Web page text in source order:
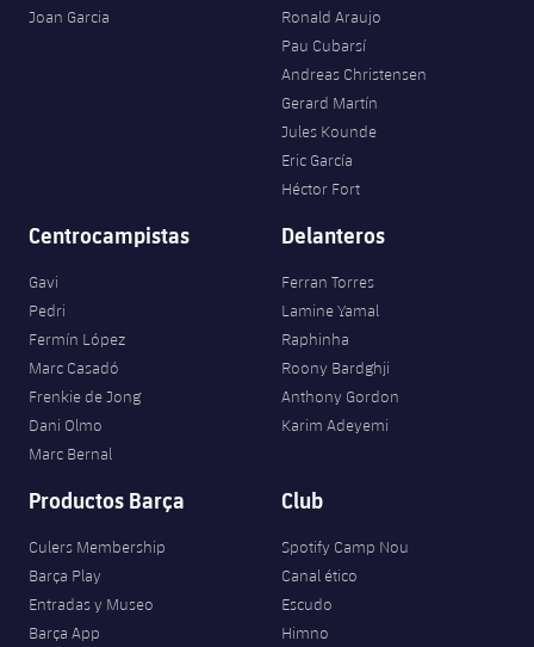
Joan Garcia
Ronald Araujo
Pau Cubarsí
Andreas Christensen
Gerard Martín
Jules Kounde
Eric García
Héctor Fort
Centrocampistas
Gavi
Pedri
Fermín López
Marc Casadó
Frenkie de Jong
Dani Olmo
Marc Bernal
Delanteros
Ferran Torres
Lamine Yamal
Raphinha
Roony Bardghji
Anthony Gordon
Karim Adeyemi
Productos Barça
Culers Membership
Barça Play
Entradas y Museo
Barça App
Club
Spotify Camp Nou
Canal ético
Escudo
Himno